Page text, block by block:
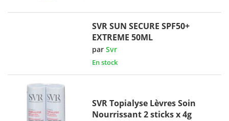
SVR SUN SECURE SPF50+
EXTREME 50ML
parSvr
En stock
SVR Topialyse Lèvres Soin
Nourrissant 2 sticks x 4g